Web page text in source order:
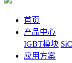
首页
产品中心
IGBT模块
应用方案